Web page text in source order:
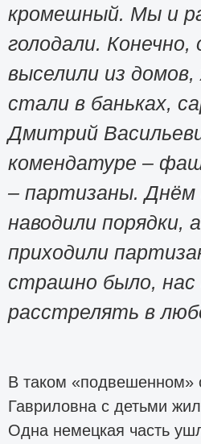
кромешный. Мы и
голодали. Конечно,
выселили из
стали в баньках,
Дмитрий
комендатуре –
– партизаны. Днём
наводили порядки,
приходили
страшно было, нас
расстрелять в
В таком «подвешенном»
Гавриловна с детьми
Одна немецкая часть